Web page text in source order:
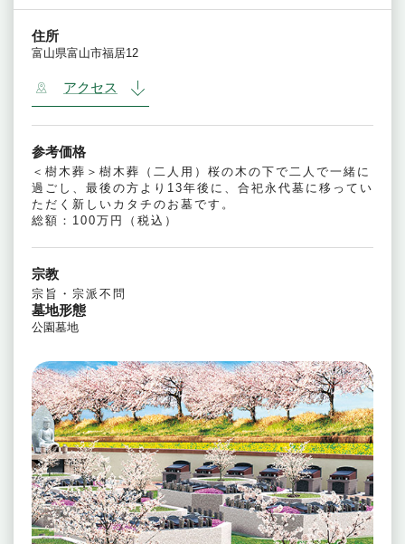
住所
富山県富山市福居12
アクセス
参考価格
＜樹木葬＞樹木葬（二人用）桜の木の下で二人で一緒に
過ごし、最後の方より13年後に、合祀永代墓に移ってい
ただく新しいカタチのお墓です。
総額：100万円（税込）
宗教
宗旨・宗派不問
墓地形態
公園墓地